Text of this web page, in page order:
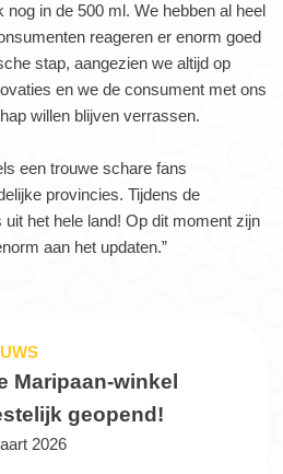
in de 500 ml. We hebben al heel
reageren er enorm goed
stap, aangezien we altijd op
en we de consument met ons
willen blijven verrassen.
een trouwe schare fans
provincies. Tijdens de
het hele land! Op dit moment zijn
aan het updaten.”
Maripaan-winkel
geopend!
2026